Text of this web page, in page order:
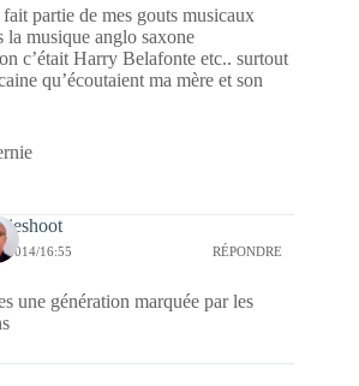
partie de mes gouts musicaux
la musique anglo saxone
c’était Harry Belafonte etc.. surtout
qu’écoutaient ma mère et son
2014/16:55 RÉPONDRE
une génération marquée par les